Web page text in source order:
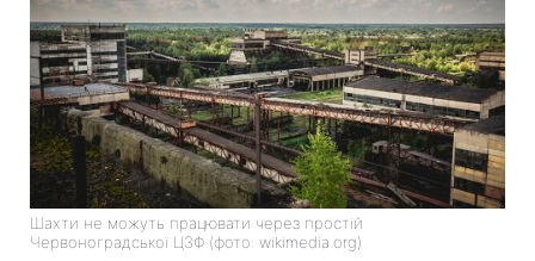
Шахти не можуть працювати через простій
Червоноградської ЦЗФ (фото: wikimedia.org)